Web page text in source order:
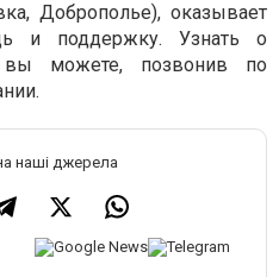
Доброполье), оказывает
и поддержку. Узнать о
вы можете, позвонив по
наші джерела